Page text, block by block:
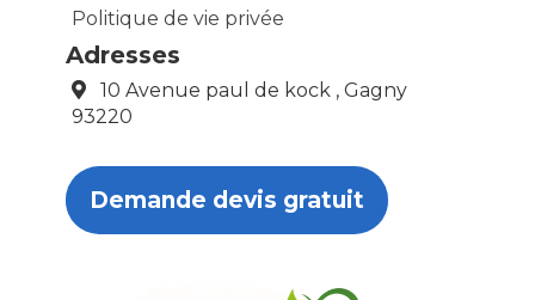
Politique de vie privée
Adresses
10 Avenue paul de kock , Gagny
93220
Demande devis gratuit